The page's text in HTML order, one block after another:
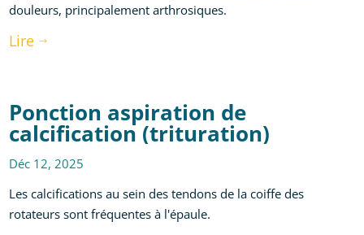
douleurs, principalement arthrosiques.
Lire $
Ponction aspiration de
calcification (trituration)
Déc 12, 2025
Les calcifications au sein des tendons de la coiffe des
rotateurs sont fréquentes à l'épaule.